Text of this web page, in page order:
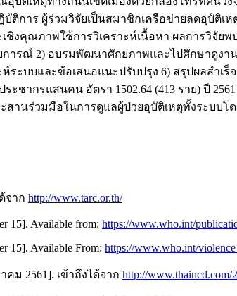
การ ผู้ร่วมวิจัยเป็นสมาชิกเครือข่ายลดอุบัติเ
ชิงคุณภาพใช้การวิเคราะห์เนื้อหา ผลการวิจั
ารณ์ 2) อบรมพัฒนาศักยภาพและไปศึกษาดูง
บบและข้อเสนอแนะปรับปรุง 6) สรุปผลสำเร็
ากรแสนคน อัตรา 1502.64 (413 ราย) ปี
สานร่วมมือในการดูแลผู้ป่วยอุบัติเหตุทั้งระบบ
จาก http://www.tarc.or.th/
15]. Available from: https://www.who.int/
15]. Available From: https://www.who.int/
ม 2561]. เข้าถึงได้จาก http://www.thaincd.com/